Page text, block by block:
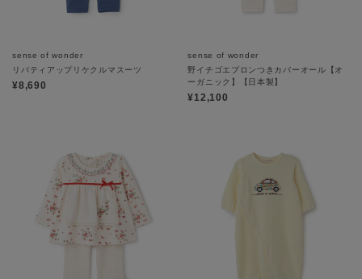
sense of wonder
リバティアップリケクルマスーツ
¥8,690
sense of wonder
野イチゴエプロンつきカバーオール【オ
ーガニック】【日本製】
¥12,100